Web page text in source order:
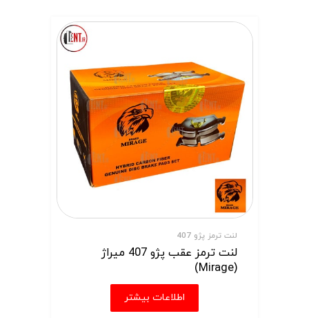
لنت ترمز پژو 407
لنت ترمز عقب پژو 407 میراژ
(Mirage)
اطلاعات بیشتر